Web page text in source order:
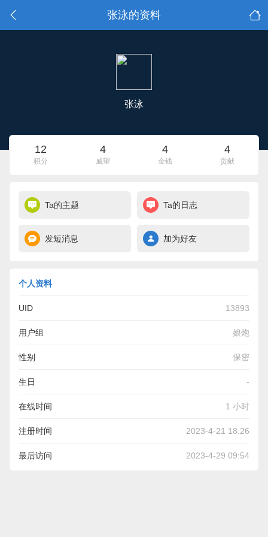
张泳的资料
张泳
12
积分
4
威望
4
金钱
4
贡献
Ta的主题 Ta的日志
发短消息 加为好友
个人资料
UID 13893
用户组 娘炮
性别 保密
生日 -
在线时间 1 小时
注册时间 2023-4-21 18:26
最后访问 2023-4-29 09:54